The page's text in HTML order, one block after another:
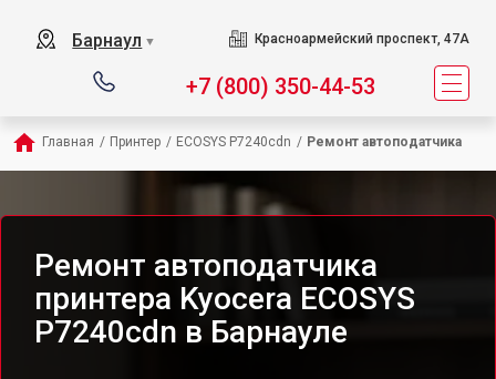
Барнаул ▼ Красноармейский проспект, 47А
+7 (800) 350-44-53
Главная / Принтер / ECOSYS P7240cdn / Ремонт автоподатчика
Ремонт автоподатчика
принтера Kyocera ECOSYS
P7240cdn в Барнауле